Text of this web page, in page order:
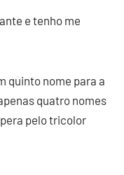
e tenho me
quinto nome para a
quatro nomes
pelo tricolor